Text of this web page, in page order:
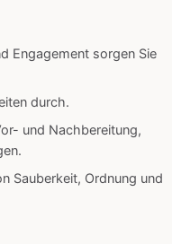
Engagement sorgen Sie
durch.
und Nachbereitung,
Sauberkeit, Ordnung und